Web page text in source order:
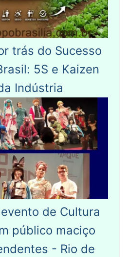
trás do Sucesso
5S e Kaizen
Indústria
evento de Cultura
público maciço
- Rio de